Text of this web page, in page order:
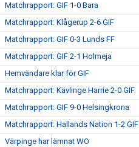
Matchrapport: GIF 1-0 Bara
Matchrapport: Klågerup 2-6 GIF
Matchrapport: GIF 0-3 Lunds FF
Matchrapport: GIF 2-1 Holmeja
Hemvändare klar för GIF
Matchrapport: Kävlinge Harrie 2-0 GIF
Matchrapport: GIF 9-0 Helsingkrona
Matchrapport: Hallands Nation 1-2 GIF
Värpinge har lämnat WO